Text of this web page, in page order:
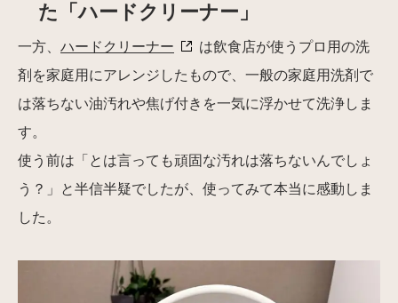
た「ハードクリーナー」
一方、 ハードクリーナー
は飲食店が使うプロ用の洗
剤を家庭用にアレンジしたもので、一般の家庭用洗剤で
は落ちない油汚れや焦げ付きを一気に浮かせて洗浄しま
す。
使う前は「とは言っても頑固な汚れは落ちないんでしょ
う？」と半信半疑でしたが、使ってみて本当に感動しま
した。